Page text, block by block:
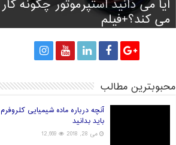
آیا می دانید استپرموتور چگونه کار
می کند؟+فیلم
راه های انتخاب فیلامنت خوب برای
پرینتر سه بعدی
آیا آینده صنعت چاپ سه بعدی
جهان در دست چین خواهد بود؟
تولید کفش با توجه به فرم و اندازه
پا
پرینت سه بعدی سیانوباکترها روی
قارچ و تولید برق!
محبوبترین مطالب
آنچه درباره ماده شیمیایی کلروفرم
باید بدانید
می 28, 2018 12,669